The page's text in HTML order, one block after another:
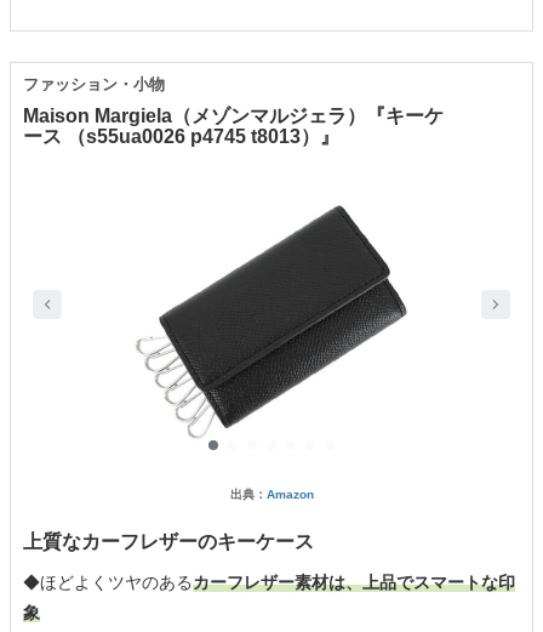
Maison Margiela（メゾンマルジェラ）『キーケ
ース （s55ua0026 p4745 t8013）』
ファッション・小物
出典： Amazon
上質なカーフレザーのキーケース
◆ほどよくツヤのあるカーフレザー素材は、上品でスマートな印
象